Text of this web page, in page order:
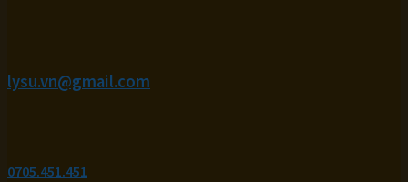
lysu.vn@gmail.com
0705.451.451